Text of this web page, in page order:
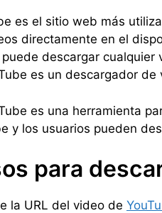
es el sitio web más
directamente en el
descargar cualquier
es un descargador
es una herramienta
y los usuarios pueden
para
la URL del video de